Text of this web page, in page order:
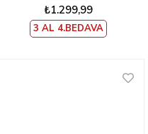
₺1.299,99
3 AL 4.BEDAVA